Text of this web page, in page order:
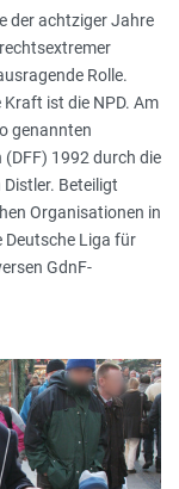
der achtziger Jahre
Rolle.
ist die NPD. Am
genannten
1992 durch die
Beteiligt
Organisationen in
Deutsche Liga für
GdnF-